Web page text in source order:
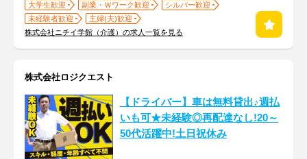
大学生歓迎 副業・Ｗワーク歓迎
シルバー歓迎
未経験者歓迎
主婦(夫)歓迎
株式会社ニチイ学館（介護）の求人一覧を見る
株式会社ロジクエスト
【ドライバー】車は無料貸出♪週払
いも可★未経験◎再配達なし!20～
50代活躍中!土日祝休み